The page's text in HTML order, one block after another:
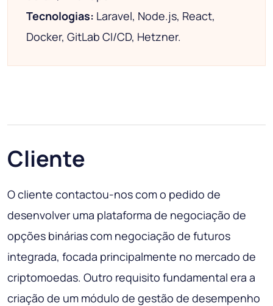
Tecnologias: Laravel, Node.js, React,
Docker, GitLab CI/CD, Hetzner.
Cliente
O cliente contactou-nos com o pedido de
desenvolver uma plataforma de negociação de
opções binárias com negociação de futuros
integrada, focada principalmente no mercado de
criptomoedas. Outro requisito fundamental era a
criação de um módulo de gestão de desempenho